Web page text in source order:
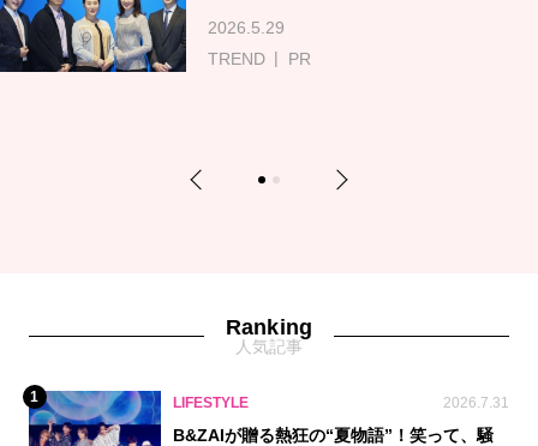
2026.5.29
TREND
PR
Previous 1 2 Next
Ranking
人気記事
1 LIFESTYLE 2026.7.31
B&ZAIが贈る熱狂の“夏物語”！笑って、騒